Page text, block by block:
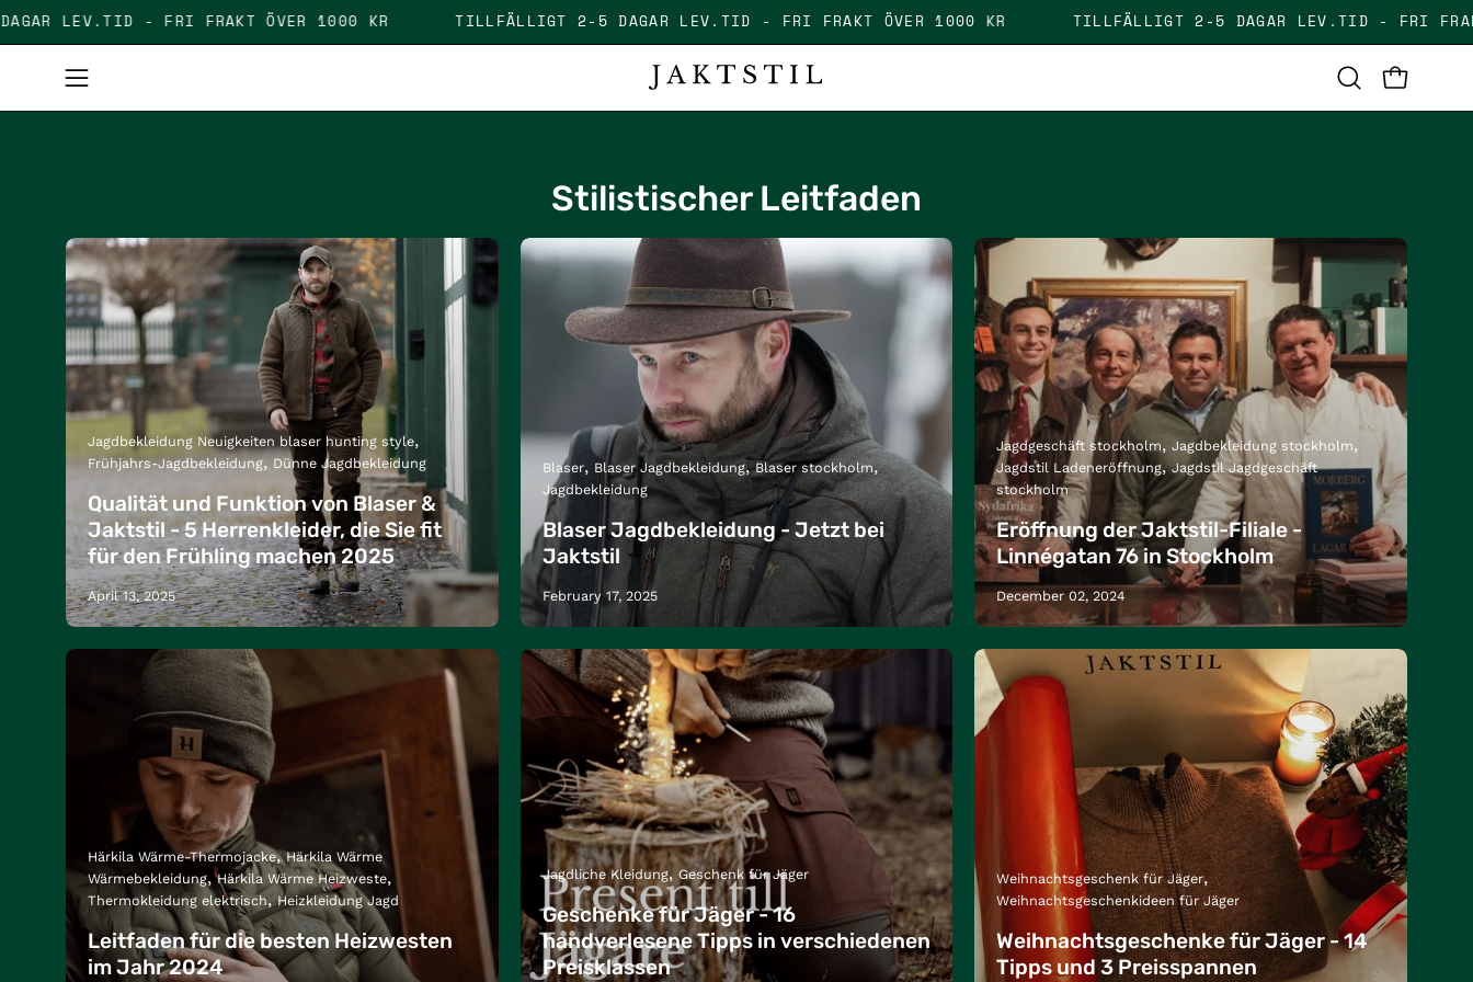
Skip
to
content
2-5 DAGAR LEV.TID - FRI FRAKT ÖVER 1000 KR TILLFÄLLIGT 2-5 DAGAR LEV.TID - FRI FRAKT ÖVER 1000 KR TILLFÄLLIGT 2-5 DAGAR LEV.TID -
Open
navigation
Open
search
OPEN
Stilistischer Leitfaden
Jagdbekleidung Neuigkeiten blaser hunting style
Frühjahrs-Jagdbekleidung
Dünne Jagdbekleidung
Qualität und Funktion von Blaser &
Jaktstil - 5 Herrenkleider, die Sie fit
für den Frühling machen 2025
April 13, 2025
Blaser Blaser Jagdbekleidung Blaser stockholm
Jagdbekleidung
Blaser Jagdbekleidung - Jetzt bei
Jaktstil
February 17, 2025
Jagdgeschäft stockholm
Jagdbekleidung stockholm
Jagdstil Ladeneröffnung
Jagdstil Jagdgeschäft
stockholm
Eröffnung der Jaktstil-Filiale -
Linnégatan 76 in Stockholm
December 02, 2024
Härkila Wärme-Thermojacke Härkila Wärme
Wärmebekleidung
Härkila Wärme Heizweste
Thermokleidung elektrisch
Heizkleidung Jagd
Leitfaden für die besten Heizwesten
im Jahr 2024
Jagdliche Kleidung Geschenk für Jäger
Geschenke für Jäger - 16
handverlesene Tipps in verschiedenen
Preisklassen
Weihnachtsgeschenk für Jäger
Weihnachtsgeschenkideen für Jäger
Weihnachtsgeschenke für Jäger - 14
Tipps und 3 Preisspannen